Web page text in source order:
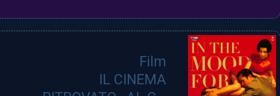
Film
IL CINEMA